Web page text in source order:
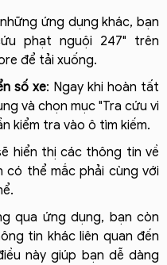
ứng dụng khác, bạn
phạt nguội 247" trên
để tải xuống.
số xe: Ngay khi hoàn tất
và chọn mục "Tra cứu vi
kiểm tra vào ô tìm kiếm.
hiển thị các thông tin về
có thể mắc phải cùng với
qua ứng dụng, bạn còn
tin khác liên quan đến
này giúp bạn dễ dàng